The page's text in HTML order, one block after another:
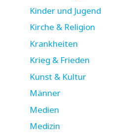
Kinder und Jugend
Kirche & Religion
Krankheiten
Krieg & Frieden
Kunst & Kultur
Männer
Medien
Medizin